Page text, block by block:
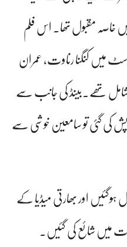
خاصہ مقبول تھا۔ اس فلم
میں کنگنا رناوت، عمران
شامل تھے۔بینڈ کی جانب سے
کی گئی تو سامعین خوشی سے
ہوگئیں اور بھارتی میڈیا کے
میں شائع کی گئیں۔